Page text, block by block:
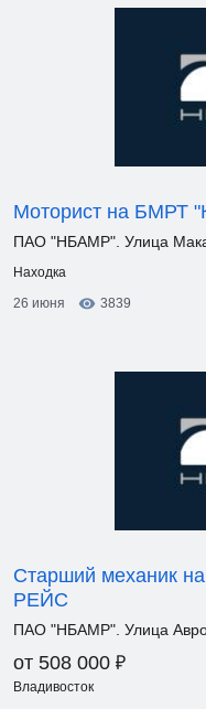
Моторист на БМРТ
ПАО "НБАМР". Улица
Находка
26 июня
3839
Старший механик
РЕЙС
ПАО "НБАМР". Улица
от 508 000 ₽
Владивосток